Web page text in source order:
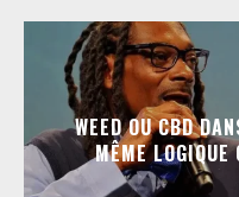
WEED OU CBD
MÊME